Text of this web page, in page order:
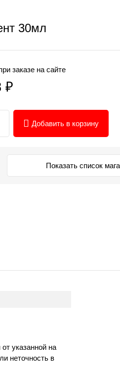
30мл
заказе на сайте
₽
Добавить в корзину
Показать список
указанной на
неточность в